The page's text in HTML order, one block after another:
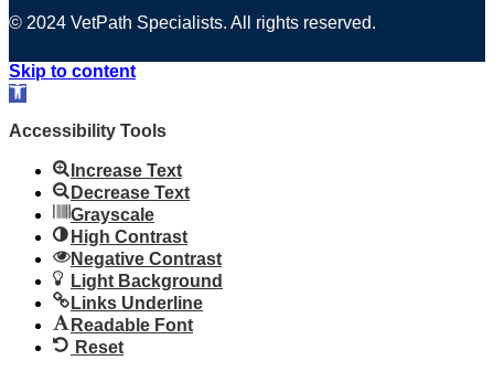
© 2024 VetPath Specialists. All rights reserved.
Skip to content
Open
Accessibility Tools
Increase Text
Decrease Text
Grayscale
High Contrast
Negative Contrast
Light Background
Links Underline
Readable Font
Reset